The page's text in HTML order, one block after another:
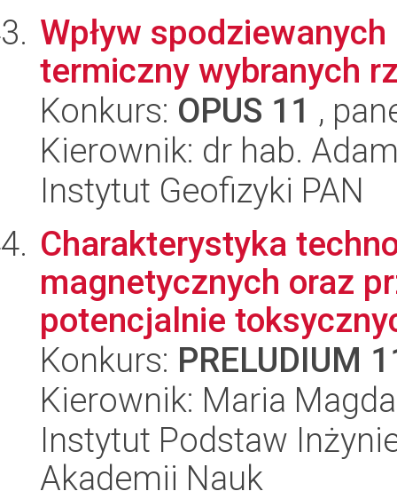
Wpływ
termiczny wybranych
Konkurs: OPUS 11 ,
Kierownik: dr hab.
Instytut Geofizyki PAN
Charakterystyka
magnetycznych oraz
potencjalnie
Konkurs: PRELUDIUM
Kierownik: Maria
Instytut Podstaw
Akademii Nauk